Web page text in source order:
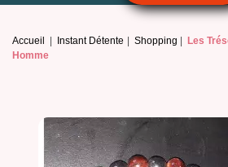
Accueil Instant Détente Shopping Les
Homme